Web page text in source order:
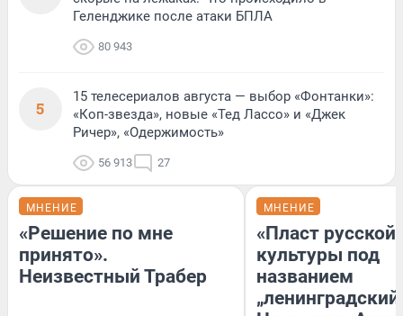
Геленджике после атаки БПЛА
80 943
5
15 телесериалов августа — выбор «Фонтанки»:
«Коп-звезда», новые «Тед Лассо» и «Джек
Ричер», «Одержимость»
56 913 27
МНЕНИЕ
«Решение по мне
принято».
Неизвестный Трабер
МНЕНИЕ
«Пласт русской
культуры под
названием